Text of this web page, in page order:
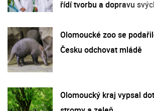
řídí tvorbu a dopravu
Olomoucké zoo se
Česku odchovat mládě
Olomoucký kraj vypsal